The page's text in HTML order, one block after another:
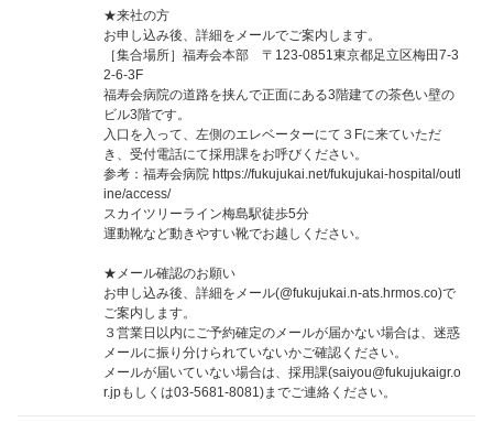
★来社の方
お申し込み後、詳細をメールでご案内します。
［集合場所］福寿会本部 〒123-0851東京都足立区梅田7-3
2-6-3F
福寿会病院の道路を挟んで正面にある3階建ての茶色い壁の
ビル3階です。
入口を入って、左側のエレベーターにて３Fに来ていただ
き、受付電話にて採用課をお呼びください。
参考：福寿会病院 https://fukujukai.net/fukujukai-hospital/outl
ine/access/
スカイツリーライン梅島駅徒歩5分
運動靴など動きやすい靴でお越しください。
★メール確認のお願い
お申し込み後、詳細をメール(@fukujukai.n-ats.hrmos.co)で
ご案内します。
３営業日以内にご予約確定のメールが届かない場合は、迷惑
メールに振り分けられていないかご確認ください。
メールが届いていない場合は、採用課(saiyou@fukujukaigr.o
r.jpもしくは03-5681-8081)までご連絡ください。